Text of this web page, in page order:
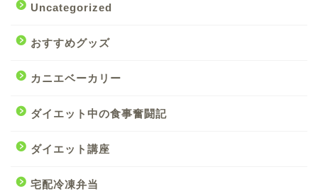
Uncategorized
おすすめグッズ
カニエベーカリー
ダイエット中の食事奮闘記
ダイエット講座
宅配冷凍弁当